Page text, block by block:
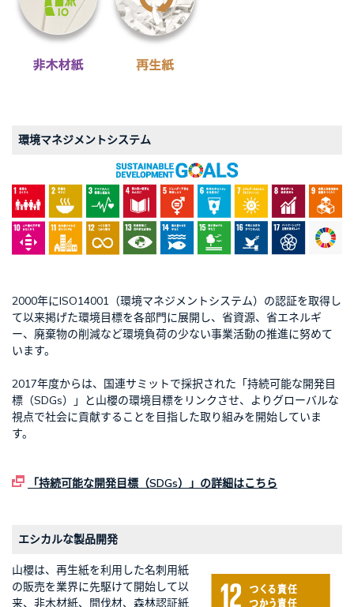
環境マネジメントシステム
2000年にISO14001（環境マネジメントシステム）の認証を取得し
て以来掲げた環境目標を各部門に展開し、省資源、省エネルギ
ー、廃棄物の削減など環境負荷の少ない事業活動の推進に努めて
います。
2017年度からは、国連サミットで採択された「持続可能な開発目
標（SDGs）」と山櫻の環境目標をリンクさせ、よりグローバルな
視点で社会に貢献することを目指した取り組みを開始していま
す。
「持続可能な開発目標（SDGs）」の詳細はこちら
エシカルな製品開発
山櫻は、再生紙を利用した名刺用紙
の販売を業界に先駆けて開始して以
来、非木材紙、間伐材、森林認証紙